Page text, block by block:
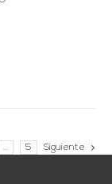
… 5 Siguiente